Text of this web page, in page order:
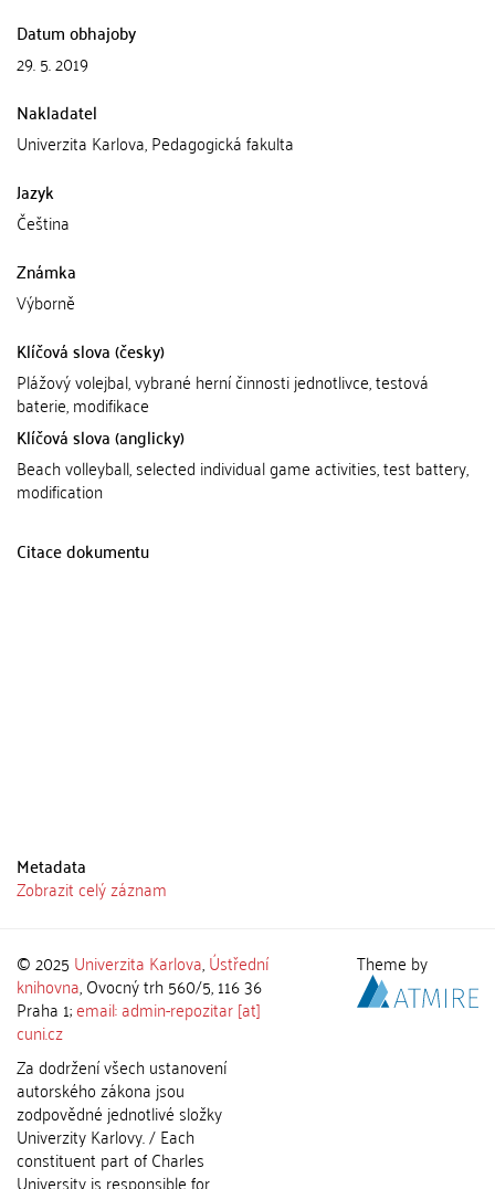
Datum obhajoby
29. 5. 2019
Nakladatel
Univerzita Karlova, Pedagogická fakulta
Jazyk
Čeština
Známka
Výborně
Klíčová slova (česky)
Plážový volejbal, vybrané herní činnosti jednotlivce, testová
baterie, modifikace
Klíčová slova (anglicky)
Beach volleyball, selected individual game activities, test battery,
modification
Citace dokumentu
Metadata
Zobrazit celý záznam
© 2025 Univerzita Karlova,Ústřední
knihovna, Ovocný trh 560/5, 116 36
Praha 1;email: admin-repozitar [at]
cuni.cz
Za dodržení všech ustanovení
autorského zákona jsou
zodpovědné jednotlivé složky
Univerzity Karlovy. / Each
constituent part of Charles
University is responsible for
Theme by